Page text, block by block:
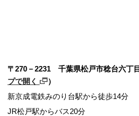
〒270－2231 千葉県松戸市稔台六丁
プで開く
）
新京成電鉄みのり台駅から徒歩14分
JR松戸駅からバス20分